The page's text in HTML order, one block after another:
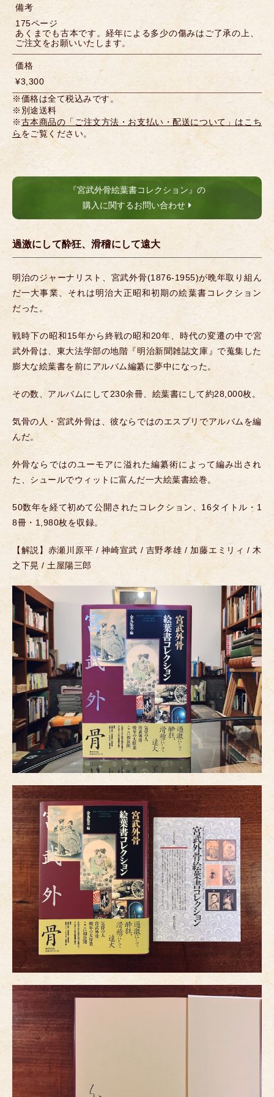
備考
175ページ
あくまでも古本です。経年による多少の傷みはご了承の上、
ご注文をお願いいたします。
価格
¥3,300
※価格は全て税込みです。
※別途送料
※古本商品の「ご注文方法・お支払い・配送について」はこち
らをご覧ください。
『宮武外骨絵葉書コレクション』の
購入に関するお問い合わせ
過激にして酔狂、滑稽にして遠大
明治のジャーナリスト、宮武外骨(1876-1955)が晩年取り組ん
だ一大事業、それは明治大正昭和初期の絵葉書コレクション
だった。
戦時下の昭和15年から終戦の昭和20年、時代の変遷の中で宮
武外骨は、東大法学部の地階『明治新聞雑誌文庫』で蒐集した
膨大な絵葉書を前にアルバム編纂に夢中になった。
その数、アルバムにして230余冊、絵葉書にして約28,000枚。
気骨の人・宮武外骨は、彼ならではのエスプリでアルバムを編
んだ。
外骨ならではのユーモアに溢れた編纂術によって編み出され
た、シュールでウィットに富んだ一大絵葉書絵巻。
50数年を経て初めて公開されたコレクション、16タイトル・1
8冊・1,980枚を収録。
【解説】赤瀬川原平 / 神崎宣武 / 吉野孝雄 / 加藤エミリィ / 木
之下晃 / 土屋陽三郎